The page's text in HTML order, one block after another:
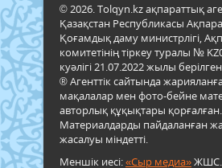
© 2026. Tolqyn.kz ақпараттық
Қазақстан Республикасы
Қоғамдық даму министрлігі,
комитетінің тіркеу туралы №
куәлігі 21.07.2022 жылы берілген.
® Агенттік сайтында
мақалалар мен фото-бейне
авторлық құқықтары қорғалған.
Материалдарды пайдаланған
жасалуы міндетті.
Меншік иесі:«Сыр медиа»ЖШС.